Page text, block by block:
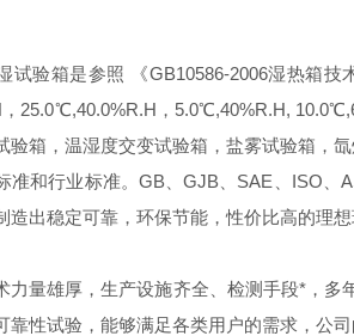
试验箱是参照 《GB10586-2006湿热箱
25.0℃,40.0%R.H，5.0℃,40%R.H,
验箱，温湿度交变试验箱，盐雾试验箱，
准和行业标准。GB、GJB、SAE、ISO
造出稳定可靠，环保节能，性价比高的理
力量雄厚，生产设施齐全、检测手段*，
靠性试验，能够满足各类用户的需求，公